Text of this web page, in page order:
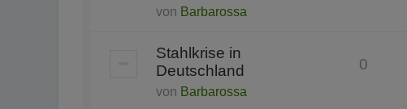
von Barbarossa
Stahlkrise in
Deutschland
von Barbarossa
0